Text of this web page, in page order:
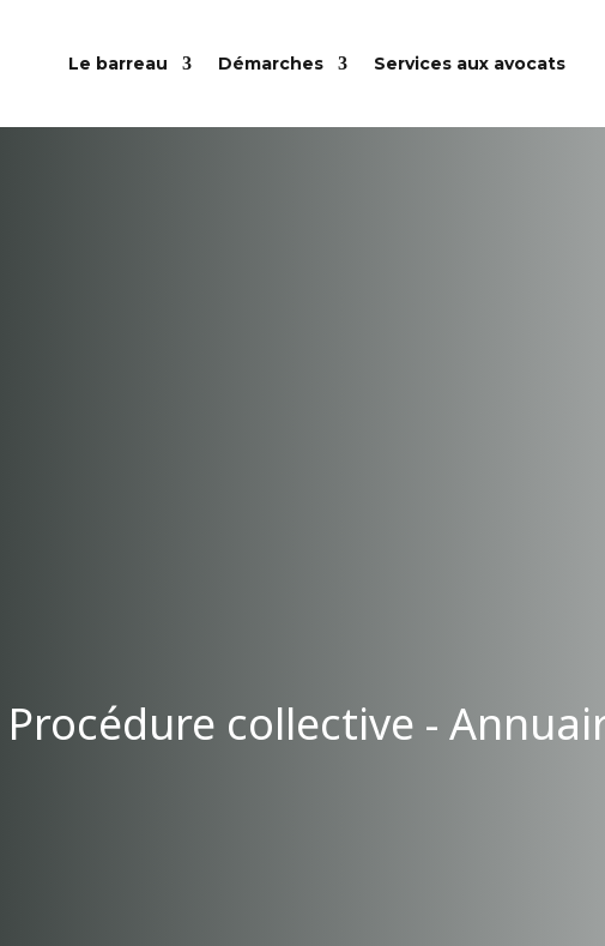
Le barreau Démarches Services aux avocats
Procédure collective -